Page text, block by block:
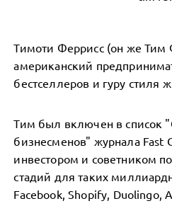
Тимоти Феррисс (он же Тим
американский
бестселлеров и гуру стиля
Тим был включен в список
бизнесменов" журнала Fast
инвестором и советником
стадий для таких
Facebook, Shopify, Duolingo,